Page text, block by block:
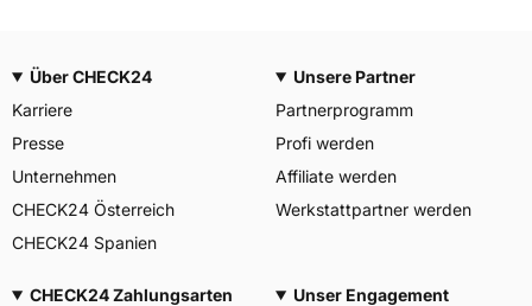
Über CHECK24
Karriere
Presse
Unternehmen
CHECK24 Österreich
CHECK24 Spanien
Unsere Partner
Partnerprogramm
Profi werden
Affiliate werden
Werkstattpartner werden
CHECK24 Zahlungsarten
Unser Engagement